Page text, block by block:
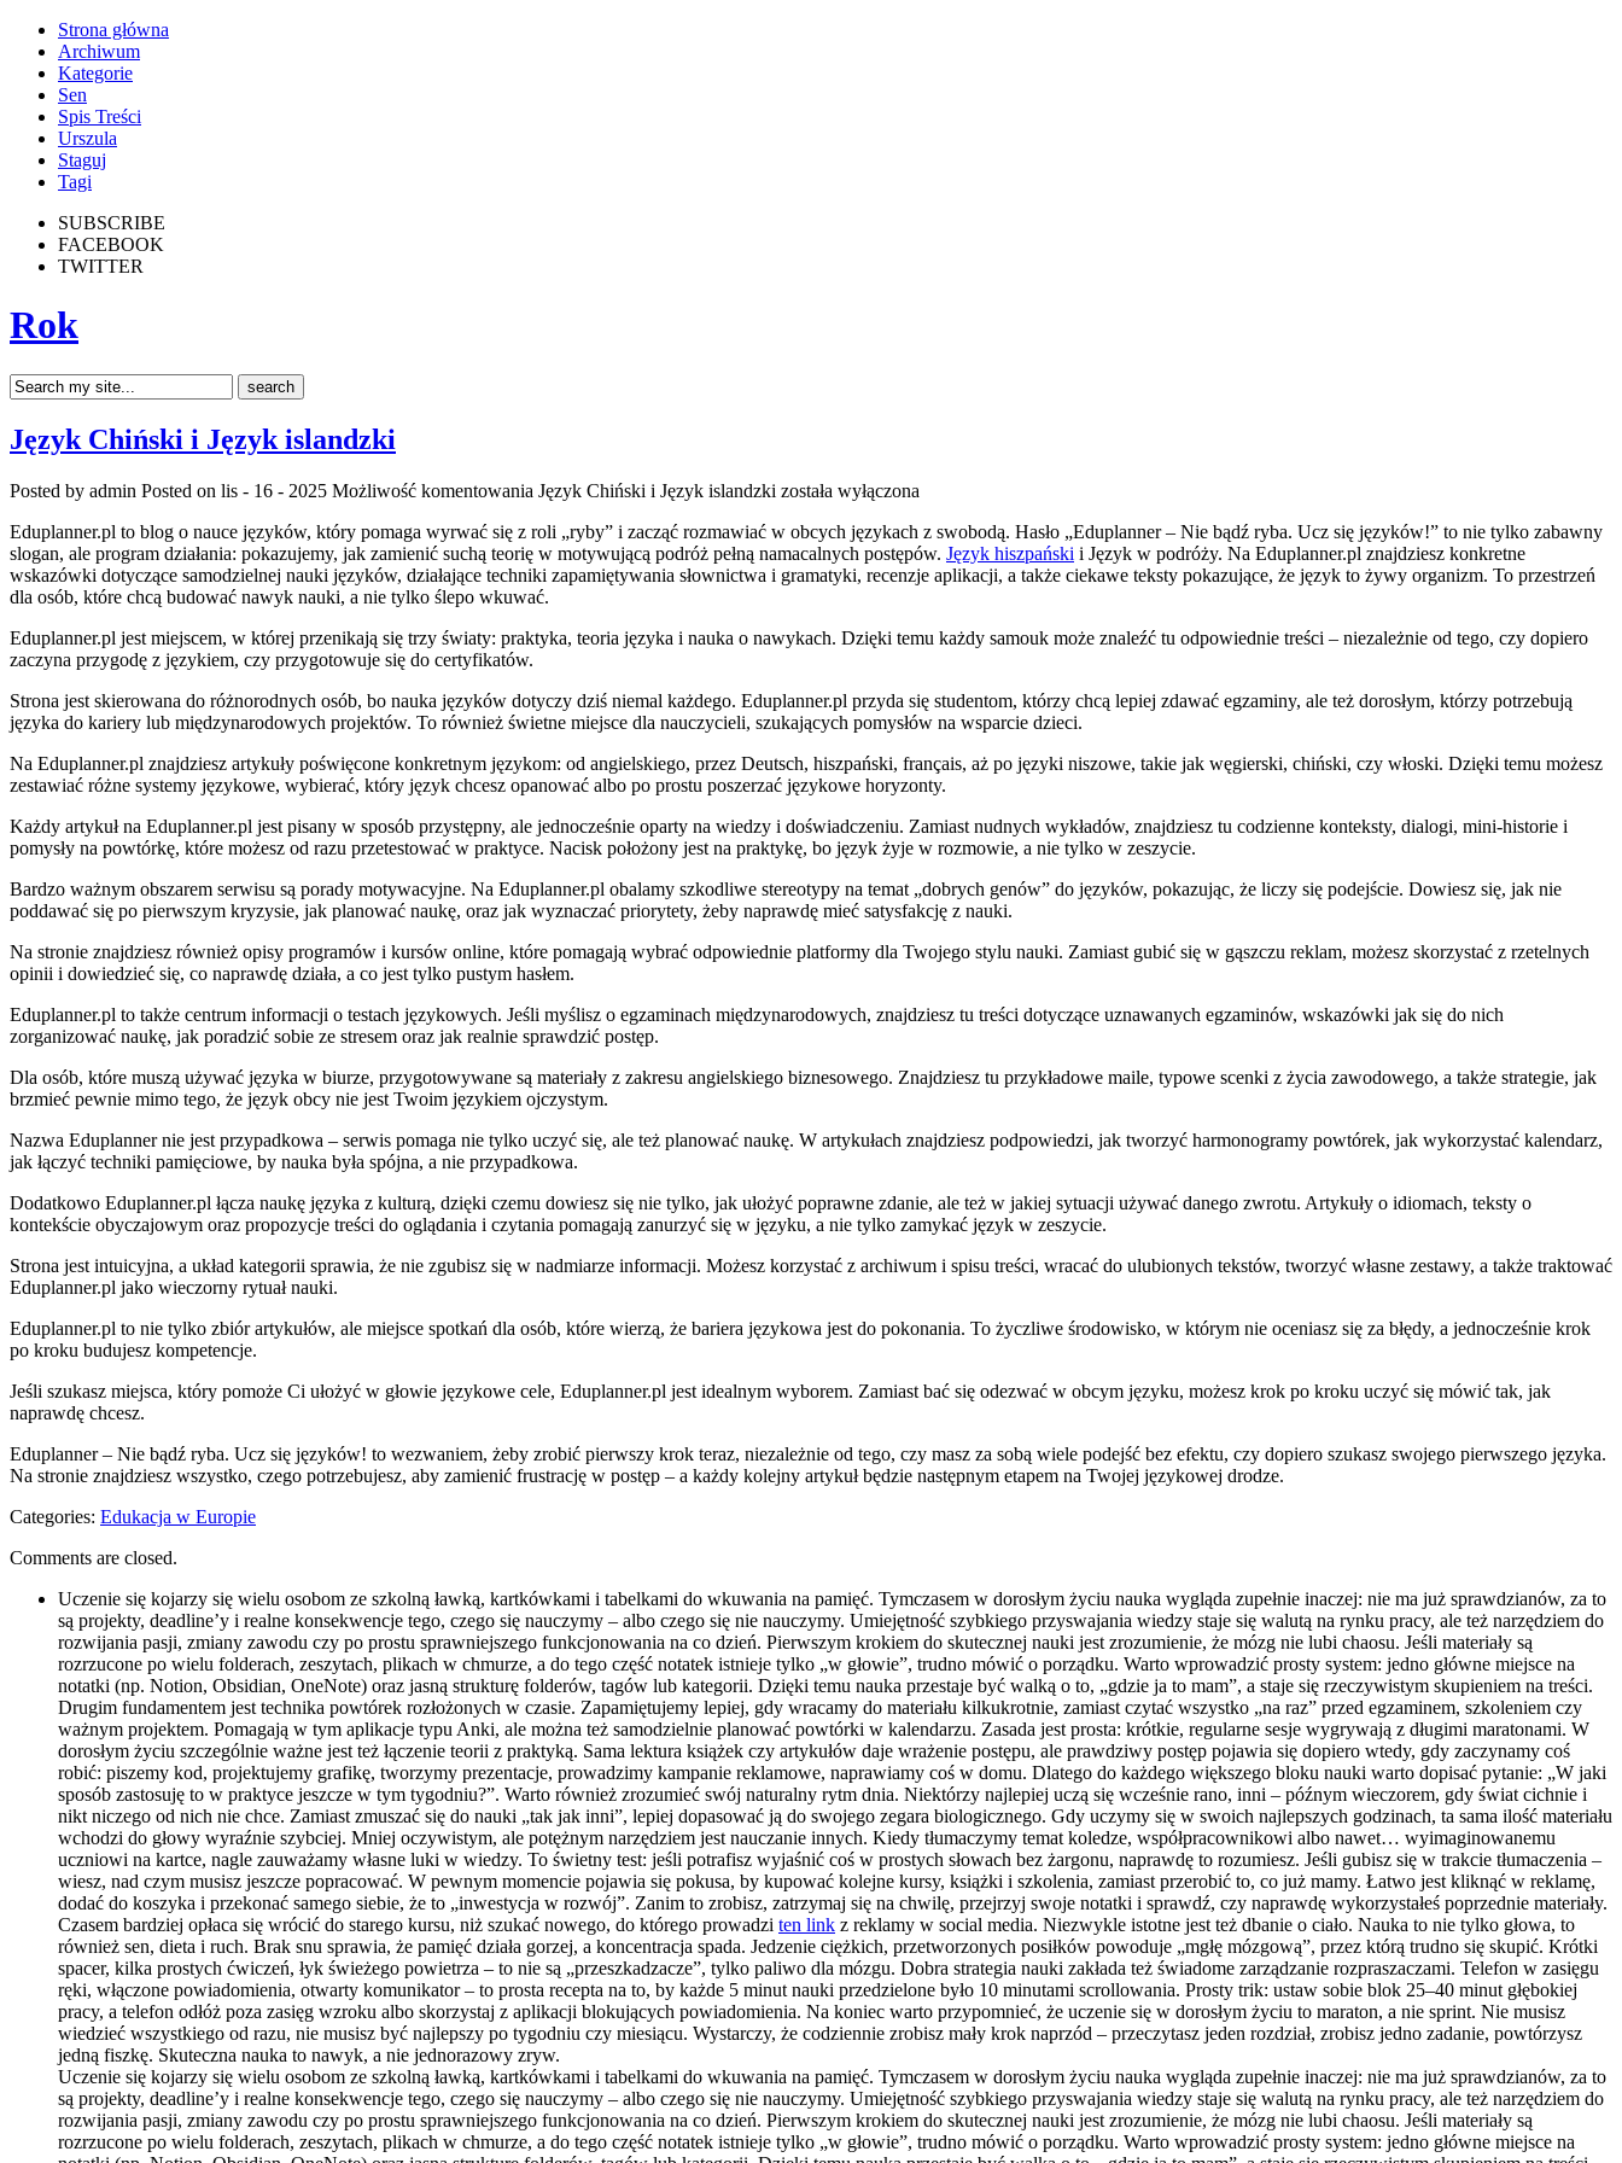
Strona główna
Archiwum
Kategorie
Sen
Spis Treści
Urszula
Staguj
Tagi
SUBSCRIBE
FACEBOOK
TWITTER
Rok
Język Chiński i Język islandzki
Posted by admin Posted on lis - 16 - 2025 Możliwość komentowania Język Chiński i Język islandzki została wyłączona
Eduplanner.pl to blog o nauce języków, który pomaga wyrwać się z roli „ryby” i zacząć rozmawiać w obcych językach z swobodą. Hasło „Eduplanner – Nie bądź ryba. Ucz się języków!” to nie tylko zabawny
slogan, ale program działania: pokazujemy, jak zamienić suchą teorię w motywującą podróż pełną namacalnych postępów. Język hiszpański i Język w podróży. Na Eduplanner.pl znajdziesz konkretne
wskazówki dotyczące samodzielnej nauki języków, działające techniki zapamiętywania słownictwa i gramatyki, recenzje aplikacji, a także ciekawe teksty pokazujące, że język to żywy organizm. To przestrzeń
dla osób, które chcą budować nawyk nauki, a nie tylko ślepo wkuwać.
Eduplanner.pl jest miejscem, w której przenikają się trzy światy: praktyka, teoria języka i nauka o nawykach. Dzięki temu każdy samouk może znaleźć tu odpowiednie treści – niezależnie od tego, czy dopiero
zaczyna przygodę z językiem, czy przygotowuje się do certyfikatów.
Strona jest skierowana do różnorodnych osób, bo nauka języków dotyczy dziś niemal każdego. Eduplanner.pl przyda się studentom, którzy chcą lepiej zdawać egzaminy, ale też dorosłym, którzy potrzebują
języka do kariery lub międzynarodowych projektów. To również świetne miejsce dla nauczycieli, szukających pomysłów na wsparcie dzieci.
Na Eduplanner.pl znajdziesz artykuły poświęcone konkretnym językom: od angielskiego, przez Deutsch, hiszpański, français, aż po języki niszowe, takie jak węgierski, chiński, czy włoski. Dzięki temu możesz
zestawiać różne systemy językowe, wybierać, który język chcesz opanować albo po prostu poszerzać językowe horyzonty.
Każdy artykuł na Eduplanner.pl jest pisany w sposób przystępny, ale jednocześnie oparty na wiedzy i doświadczeniu. Zamiast nudnych wykładów, znajdziesz tu codzienne konteksty, dialogi, mini-historie i
pomysły na powtórkę, które możesz od razu przetestować w praktyce. Nacisk położony jest na praktykę, bo język żyje w rozmowie, a nie tylko w zeszycie.
Bardzo ważnym obszarem serwisu są porady motywacyjne. Na Eduplanner.pl obalamy szkodliwe stereotypy na temat „dobrych genów” do języków, pokazując, że liczy się podejście. Dowiesz się, jak nie
poddawać się po pierwszym kryzysie, jak planować naukę, oraz jak wyznaczać priorytety, żeby naprawdę mieć satysfakcję z nauki.
Na stronie znajdziesz również opisy programów i kursów online, które pomagają wybrać odpowiednie platformy dla Twojego stylu nauki. Zamiast gubić się w gąszczu reklam, możesz skorzystać z rzetelnych
opinii i dowiedzieć się, co naprawdę działa, a co jest tylko pustym hasłem.
Eduplanner.pl to także centrum informacji o testach językowych. Jeśli myślisz o egzaminach międzynarodowych, znajdziesz tu treści dotyczące uznawanych egzaminów, wskazówki jak się do nich
zorganizować naukę, jak poradzić sobie ze stresem oraz jak realnie sprawdzić postęp.
Dla osób, które muszą używać języka w biurze, przygotowywane są materiały z zakresu angielskiego biznesowego. Znajdziesz tu przykładowe maile, typowe scenki z życia zawodowego, a także strategie, jak
brzmieć pewnie mimo tego, że język obcy nie jest Twoim językiem ojczystym.
Nazwa Eduplanner nie jest przypadkowa – serwis pomaga nie tylko uczyć się, ale też planować naukę. W artykułach znajdziesz podpowiedzi, jak tworzyć harmonogramy powtórek, jak wykorzystać kalendarz,
jak łączyć techniki pamięciowe, by nauka była spójna, a nie przypadkowa.
Dodatkowo Eduplanner.pl łącza naukę języka z kulturą, dzięki czemu dowiesz się nie tylko, jak ułożyć poprawne zdanie, ale też w jakiej sytuacji używać danego zwrotu. Artykuły o idiomach, teksty o
kontekście obyczajowym oraz propozycje treści do oglądania i czytania pomagają zanurzyć się w języku, a nie tylko zamykać język w zeszycie.
Strona jest intuicyjna, a układ kategorii sprawia, że nie zgubisz się w nadmiarze informacji. Możesz korzystać z archiwum i spisu treści, wracać do ulubionych tekstów, tworzyć własne zestawy, a także traktować
Eduplanner.pl jako wieczorny rytuał nauki.
Eduplanner.pl to nie tylko zbiór artykułów, ale miejsce spotkań dla osób, które wierzą, że bariera językowa jest do pokonania. To życzliwe środowisko, w którym nie oceniasz się za błędy, a jednocześnie krok
po kroku budujesz kompetencje.
Jeśli szukasz miejsca, który pomoże Ci ułożyć w głowie językowe cele, Eduplanner.pl jest idealnym wyborem. Zamiast bać się odezwać w obcym języku, możesz krok po kroku uczyć się mówić tak, jak
naprawdę chcesz.
Eduplanner – Nie bądź ryba. Ucz się języków! to wezwaniem, żeby zrobić pierwszy krok teraz, niezależnie od tego, czy masz za sobą wiele podejść bez efektu, czy dopiero szukasz swojego pierwszego języka.
Na stronie znajdziesz wszystko, czego potrzebujesz, aby zamienić frustrację w postęp – a każdy kolejny artykuł będzie następnym etapem na Twojej językowej drodze.
Categories: Edukacja w Europie
Comments are closed.
Uczenie się kojarzy się wielu osobom ze szkolną ławką, kartkówkami i tabelkami do wkuwania na pamięć. Tymczasem w dorosłym życiu nauka wygląda zupełnie inaczej: nie ma już sprawdzianów, za to
są projekty, deadline’y i realne konsekwencje tego, czego się nauczymy – albo czego się nie nauczymy. Umiejętność szybkiego przyswajania wiedzy staje się walutą na rynku pracy, ale też narzędziem do
rozwijania pasji, zmiany zawodu czy po prostu sprawniejszego funkcjonowania na co dzień. Pierwszym krokiem do skutecznej nauki jest zrozumienie, że mózg nie lubi chaosu. Jeśli materiały są
rozrzucone po wielu folderach, zeszytach, plikach w chmurze, a do tego część notatek istnieje tylko „w głowie”, trudno mówić o porządku. Warto wprowadzić prosty system: jedno główne miejsce na
notatki (np. Notion, Obsidian, OneNote) oraz jasną strukturę folderów, tagów lub kategorii. Dzięki temu nauka przestaje być walką o to, „gdzie ja to mam”, a staje się rzeczywistym skupieniem na treści.
Drugim fundamentem jest technika powtórek rozłożonych w czasie. Zapamiętujemy lepiej, gdy wracamy do materiału kilkukrotnie, zamiast czytać wszystko „na raz” przed egzaminem, szkoleniem czy
ważnym projektem. Pomagają w tym aplikacje typu Anki, ale można też samodzielnie planować powtórki w kalendarzu. Zasada jest prosta: krótkie, regularne sesje wygrywają z długimi maratonami. W
dorosłym życiu szczególnie ważne jest też łączenie teorii z praktyką. Sama lektura książek czy artykułów daje wrażenie postępu, ale prawdziwy postęp pojawia się dopiero wtedy, gdy zaczynamy coś
robić: piszemy kod, projektujemy grafikę, tworzymy prezentacje, prowadzimy kampanie reklamowe, naprawiamy coś w domu. Dlatego do każdego większego bloku nauki warto dopisać pytanie: „W jaki
sposób zastosuję to w praktyce jeszcze w tym tygodniu?”. Warto również zrozumieć swój naturalny rytm dnia. Niektórzy najlepiej uczą się wcześnie rano, inni – późnym wieczorem, gdy świat cichnie i
nikt niczego od nich nie chce. Zamiast zmuszać się do nauki „tak jak inni”, lepiej dopasować ją do swojego zegara biologicznego. Gdy uczymy się w swoich najlepszych godzinach, ta sama ilość materiału
wchodzi do głowy wyraźnie szybciej. Mniej oczywistym, ale potężnym narzędziem jest nauczanie innych. Kiedy tłumaczymy temat koledze, współpracownikowi albo nawet… wyimaginowanemu
uczniowi na kartce, nagle zauważamy własne luki w wiedzy. To świetny test: jeśli potrafisz wyjaśnić coś w prostych słowach bez żargonu, naprawdę to rozumiesz. Jeśli gubisz się w trakcie tłumaczenia –
wiesz, nad czym musisz jeszcze popracować. W pewnym momencie pojawia się pokusa, by kupować kolejne kursy, książki i szkolenia, zamiast przerobić to, co już mamy. Łatwo jest kliknąć w reklamę,
dodać do koszyka i przekonać samego siebie, że to „inwestycja w rozwój”. Zanim to zrobisz, zatrzymaj się na chwilę, przejrzyj swoje notatki i sprawdź, czy naprawdę wykorzystałeś poprzednie materiały.
Czasem bardziej opłaca się wrócić do starego kursu, niż szukać nowego, do którego prowadzi ten link z reklamy w social media. Niezwykle istotne jest też dbanie o ciało. Nauka to nie tylko głowa, to
również sen, dieta i ruch. Brak snu sprawia, że pamięć działa gorzej, a koncentracja spada. Jedzenie ciężkich, przetworzonych posiłków powoduje „mgłę mózgową”, przez którą trudno się skupić. Krótki
spacer, kilka prostych ćwiczeń, łyk świeżego powietrza – to nie są „przeszkadzacze”, tylko paliwo dla mózgu. Dobra strategia nauki zakłada też świadome zarządzanie rozpraszaczami. Telefon w zasięgu
ręki, włączone powiadomienia, otwarty komunikator – to prosta recepta na to, by każde 5 minut nauki przedzielone było 10 minutami scrollowania. Prosty trik: ustaw sobie blok 25–40 minut głębokiej
pracy, a telefon odłóż poza zasięg wzroku albo skorzystaj z aplikacji blokujących powiadomienia. Na koniec warto przypomnieć, że uczenie się w dorosłym życiu to maraton, a nie sprint. Nie musisz
wiedzieć wszystkiego od razu, nie musisz być najlepszy po tygodniu czy miesiącu. Wystarczy, że codziennie zrobisz mały krok naprzód – przeczytasz jeden rozdział, zrobisz jedno zadanie, powtórzysz
jedną fiszkę. Skuteczna nauka to nawyk, a nie jednorazowy zryw.
Uczenie się kojarzy się wielu osobom ze szkolną ławką, kartkówkami i tabelkami do wkuwania na pamięć. Tymczasem w dorosłym życiu nauka wygląda zupełnie inaczej: nie ma już sprawdzianów, za to
są projekty, deadline’y i realne konsekwencje tego, czego się nauczymy – albo czego się nie nauczymy. Umiejętność szybkiego przyswajania wiedzy staje się walutą na rynku pracy, ale też narzędziem do
rozwijania pasji, zmiany zawodu czy po prostu sprawniejszego funkcjonowania na co dzień. Pierwszym krokiem do skutecznej nauki jest zrozumienie, że mózg nie lubi chaosu. Jeśli materiały są
rozrzucone po wielu folderach, zeszytach, plikach w chmurze, a do tego część notatek istnieje tylko „w głowie”, trudno mówić o porządku. Warto wprowadzić prosty system: jedno główne miejsce na